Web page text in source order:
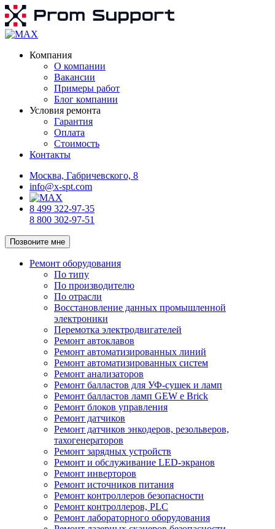
Компания
О компании
Вакансии
Примеры работ
Блог компании
Условия ремонта
Гарантия
Оплата
Стоимость
Контакты
Москва, Габричевского, 8
info@x-spt.com
8 499 322-97-35
8 800 302-97-51
Позвоните мне
Ремонт оборудования
По типу
По производителю
По отрасли
Восстановление данных промышленной
электроники
Перемотка электродвигателей
Ремонт автоклавов
Ремонт автоматизированных линий
Ремонт автоматизированных систем
Ремонт анализаторов
Ремонт балластов для УФ-сушек и ламп
Ремонт балластов ламп GEW e Brick
Ремонт блоков управления
Ремонт датчиков
Ремонт датчиков энкодеров, резольверов,
тахогенераторов
Ремонт зарядных устройств
Ремонт и обслуживание LED-экранов
Ремонт инверторов
Ремонт источников питания
Ремонт контроллеров безопасности
Ремонт контроллеров, PLC
Ремонт лабораторного оборудования